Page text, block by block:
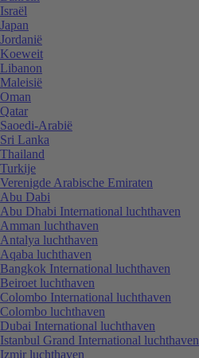
Israël
Japan
Jordanië
Koeweit
Libanon
Maleisië
Oman
Qatar
Saoedi-Arabië
Sri Lanka
Thailand
Turkije
Verenigde Arabische Emiraten
Abu Dabi
Abu Dhabi International luchthaven
Amman luchthaven
Antalya luchthaven
Aqaba luchthaven
Bangkok International luchthaven
Beiroet luchthaven
Colombo International luchthaven
Colombo luchthaven
Dubai International luchthaven
Istanbul Grand International luchthaven
Izmir luchthaven